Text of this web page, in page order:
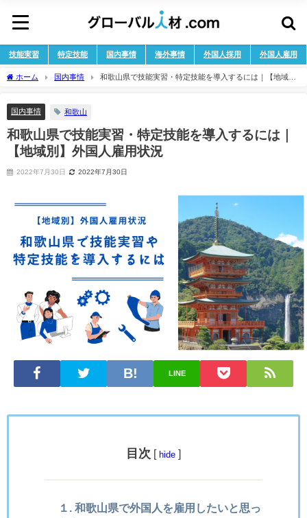
技能実習 特定技能 国内事情 海外事情 外国人採用 外国人雇用
ホーム 国内事情
和歌山県で技能実習・特定技能を導入するには｜【地域
国内事情 和歌山
和歌山県で技能実習・特定技能を導入するには｜
【地域別】外国人雇用状況
2022年7月30日 2022年7月30日
LINE
目次 [ hide ]
１. 和歌山県で外国人を雇用したいと思っ